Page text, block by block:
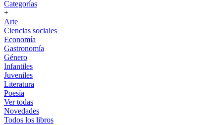
Categorías
+
Arte
Ciencias sociales
Economía
Gastronomía
Género
Infantiles
Juveniles
Literatura
Poesía
Ver todas
Novedades
Todos los libros